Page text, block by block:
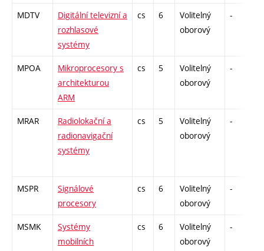
MDTV
Digitální televizní a
rozhlasové
systémy
cs 6
Volitelný
oborový
-
MPOA
Mikroprocesory s
architekturou
ARM
cs 5
Volitelný
oborový
-
MRAR
Radiolokační a
radionavigační
systémy
cs 5
Volitelný
oborový
-
MSPR
Signálové
procesory
cs 6
Volitelný
oborový
-
MSMK
Systémy
mobilních
cs 6
Volitelný
oborový
-